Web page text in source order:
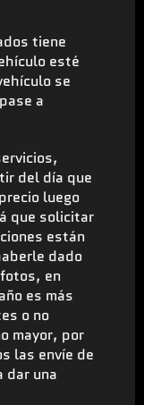
tiene
esté
se
a
del día que
luego
que solicitar
están
dado
en
es más
o no
mayor, por
las envíe de
dar una